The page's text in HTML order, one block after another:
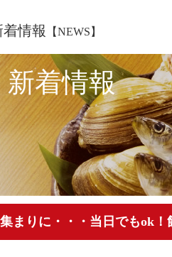
着情報 【NEWS】
新着情報
集まりに・・・当日でもok！